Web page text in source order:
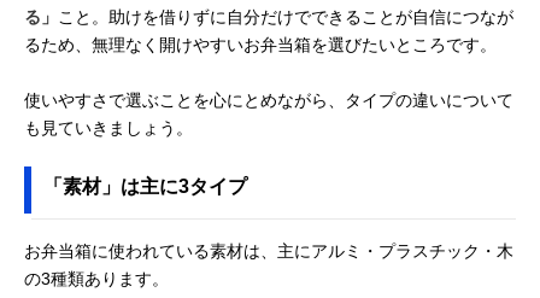
る」 こと。助けを借りずに自分だけでできることが自信につなが
るため、無理なく開けやすいお弁当箱を選びたいところです。
使いやすさで選ぶことを心にとめながら、タイプの違いについて
も見ていきましょう。
「素材」は主に3タイプ
お弁当箱に使われている素材は、主にアルミ・プラスチック・木
の3種類あります。